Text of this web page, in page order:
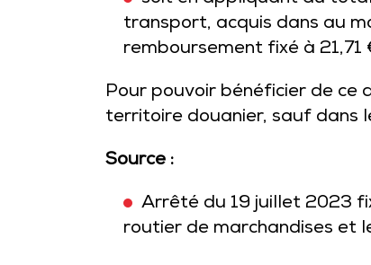
transport, acquis dans au
remboursement fixé à
Pour pouvoir bénéficier de
territoire douanier, sauf dans
Source :
Arrêté du 19 juillet 2023
routier de marchandises et